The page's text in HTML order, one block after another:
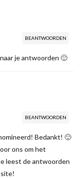
BEANTWOORDEN
je antwoorden 🙂
BEANTWOORDEN
Bedankt! 🙂
ons om het
leest de antwoorden